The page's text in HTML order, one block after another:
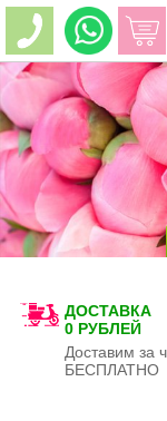
ДОСТАВКА
0 РУБЛЕЙ
Доставим за
БЕСПЛАТНО